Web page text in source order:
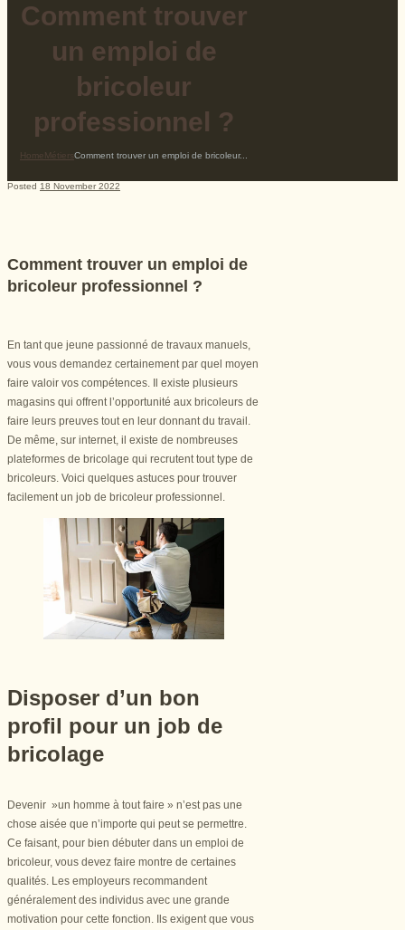
Comment trouver
un emploi de
bricoleur
professionnel ?
HomeMétiers Comment trouver un emploi de bricoleur...
Posted 18 November 2022
Comment trouver un emploi de
bricoleur professionnel ?
En tant que jeune passionné de travaux manuels,
vous vous demandez certainement par quel moyen
faire valoir vos compétences. Il existe plusieurs
magasins qui offrent l’opportunité aux bricoleurs de
faire leurs preuves tout en leur donnant du travail.
De même, sur internet, il existe de nombreuses
plateformes de bricolage qui recrutent tout type de
bricoleurs. Voici quelques astuces pour trouver
facilement un job de bricoleur professionnel.
Disposer d’un bon
profil pour un job de
bricolage
Devenir »un homme à tout faire » n’est pas une
chose aisée que n’importe qui peut se permettre.
Ce faisant, pour bien débuter dans un emploi de
bricoleur, vous devez faire montre de certaines
qualités. Les employeurs recommandent
généralement des individus avec une grande
motivation pour cette fonction. Ils exigent que vous